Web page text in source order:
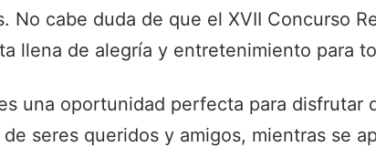
No cabe duda de que el XVII Concurso
llena de alegría y entretenimiento para
una oportunidad perfecta para disfrutar
seres queridos y amigos, mientras se